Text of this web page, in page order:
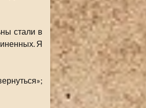
стали в
Я